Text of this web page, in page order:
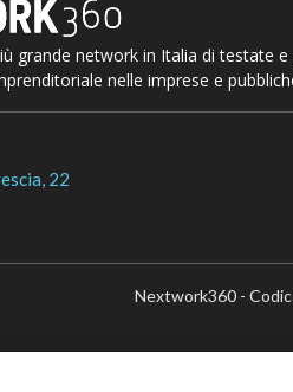
grande network in Italia di testate
nelle imprese e
22
Nextwork360 -